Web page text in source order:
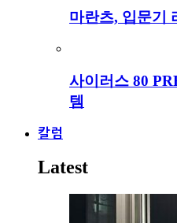
마란츠, 입문기
사이러스 80
템
칼럼
Latest